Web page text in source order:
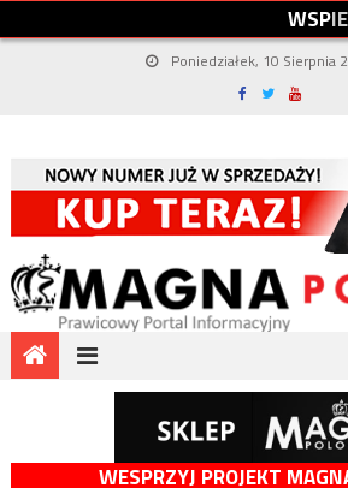
WSPIE
Poniedziałek, 10 Sierpnia
WESPRZYJ PROJEKT